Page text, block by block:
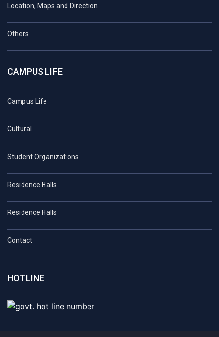
Location, Maps and Direction
Others
CAMPUS LIFE
Campus Life
Cultural
Student Organizations
Residence Halls
Residence Halls
Contact
HOTLINE